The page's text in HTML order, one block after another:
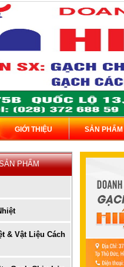
GIỚI THIỆU SẢN PHẨM
PHẨM
& Vật Liệu Cách